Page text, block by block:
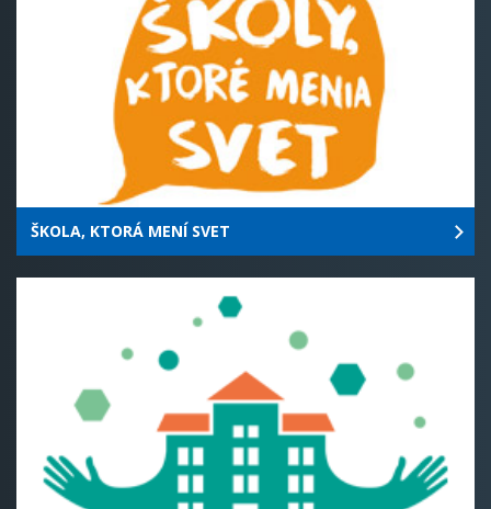
ŠKOLA, KTORÁ MENÍ SVET